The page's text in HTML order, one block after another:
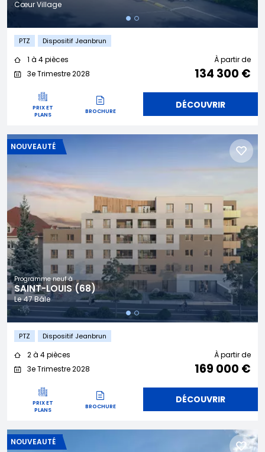
Cœur Village
PTZ Dispositif Jeanbrun
1 à 4 pièces
3e Trimestre 2028
À partir de
134 300 €
PRIX ET
PLANS
BROCHURE
DÉCOUVRIR
Programme neuf à
SAINT-LOUIS (68)
Le 47 Bâle
NOUVEAUTÉ
PTZ Dispositif Jeanbrun
2 à 4 pièces
3e Trimestre 2028
À partir de
169 000 €
PRIX ET
PLANS
BROCHURE
DÉCOUVRIR
NOUVEAUTÉ